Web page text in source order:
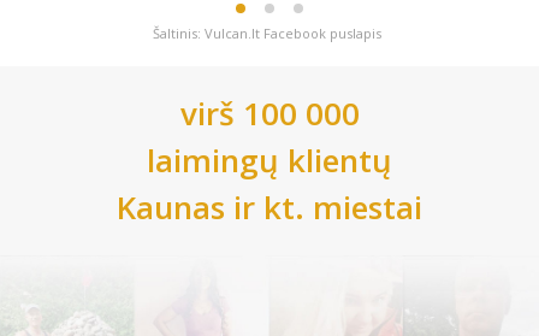
Šaltinis: Vulcan.lt Facebook puslapis
virš 100 000
laimingų klientų
Kaunas ir kt. miestai